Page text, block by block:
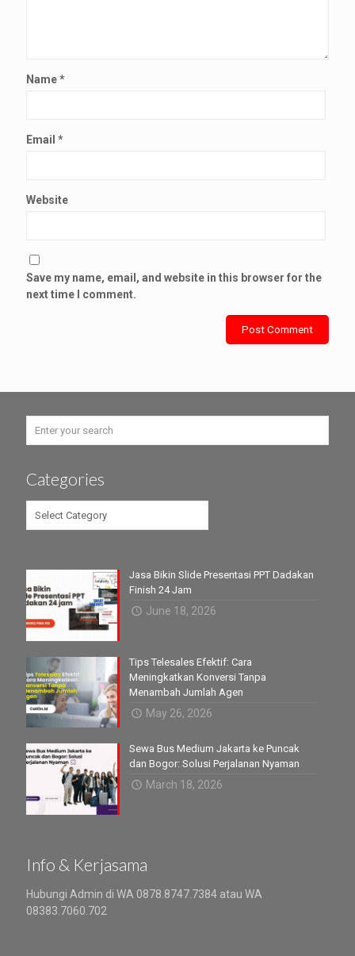
Name*
Email *
Website
Save my name, email, and website in this browser for the
next time I comment.
Categories
Jasa Bikin Slide Presentasi PPT Dadakan
Finish 24 Jam
June 18, 2026
Tips Telesales Efektif: Cara
Meningkatkan Konversi Tanpa
Menambah Jumlah Agen
May 26, 2026
Sewa Bus Medium Jakarta ke Puncak
dan Bogor: Solusi Perjalanan Nyaman
March 18, 2026
Info & Kerjasama
Hubungi Admin di WA 0878.8747.7384 atau WA
08383.7060.702